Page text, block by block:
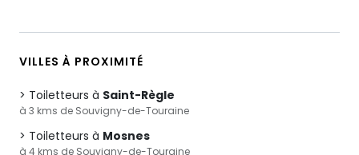
VILLES À PROXIMITÉ
Toiletteurs à Saint-Règle
à 3 kms de Souvigny-de-Touraine
Toiletteurs à Mosnes
à 4 kms de Souvigny-de-Touraine